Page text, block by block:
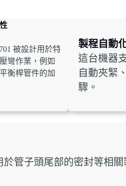
被設計用於特
彎作業，例如
衡桿管件的加
製程自動
這台機器
自動夾緊
驟。
管子頭尾部的密封等相關